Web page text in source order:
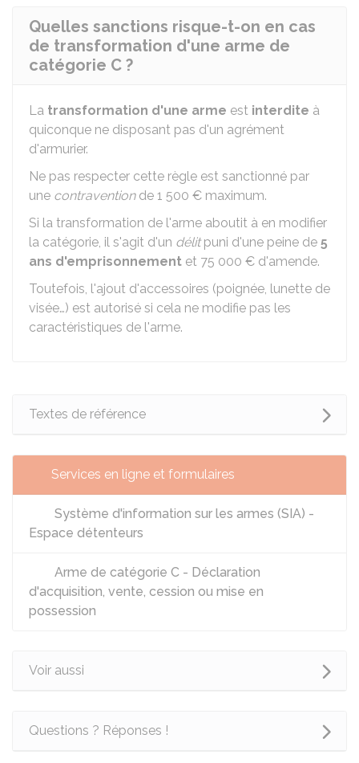
Quelles sanctions risque-t-on en cas
de transformation d'une arme de
catégorie C ?
La transformation d'une arme est interdite à
quiconque ne disposant pas d'un agrément
d'armurier.
Ne pas respecter cette règle est sanctionné par
une contraventionde 1 500 € maximum.
Si la transformation de l'arme aboutit à en modifier
la catégorie, il s'agit d'un délitpuni d'une peine de 5
ans d'emprisonnement et 75 000 € d'amende.
Toutefois, l'ajout d'accessoires (poignée, lunette de
visée…) est autorisé si cela ne modifie pas les
caractéristiques de l'arme.
Textes de référence
Services en ligne et formulaires
Système d'information sur les armes (SIA) -
Espace détenteurs
Arme de catégorie C - Déclaration
d'acquisition, vente, cession ou mise en
possession
Voir aussi
Questions ? Réponses !